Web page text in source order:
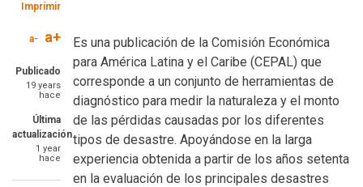
Imprimir
a- a+
Publicado
19 years
hace
Última
actualización
1 year
hace
SummaryText
Es una publicación de la Comisión Económica
para América Latina y el Caribe (CEPAL) que
corresponde a un conjunto de herramientas de
diagnóstico para medir la naturaleza y el monto
de las pérdidas causadas por los diferentes
tipos de desastre. Apoyándose en la larga
experiencia obtenida a partir de los años setenta
en la evaluación de los principales desastres